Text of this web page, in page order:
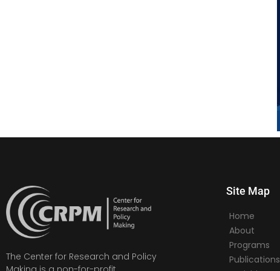
The Center for Research and Policy
Site Map
Home
About
Programs
Publications